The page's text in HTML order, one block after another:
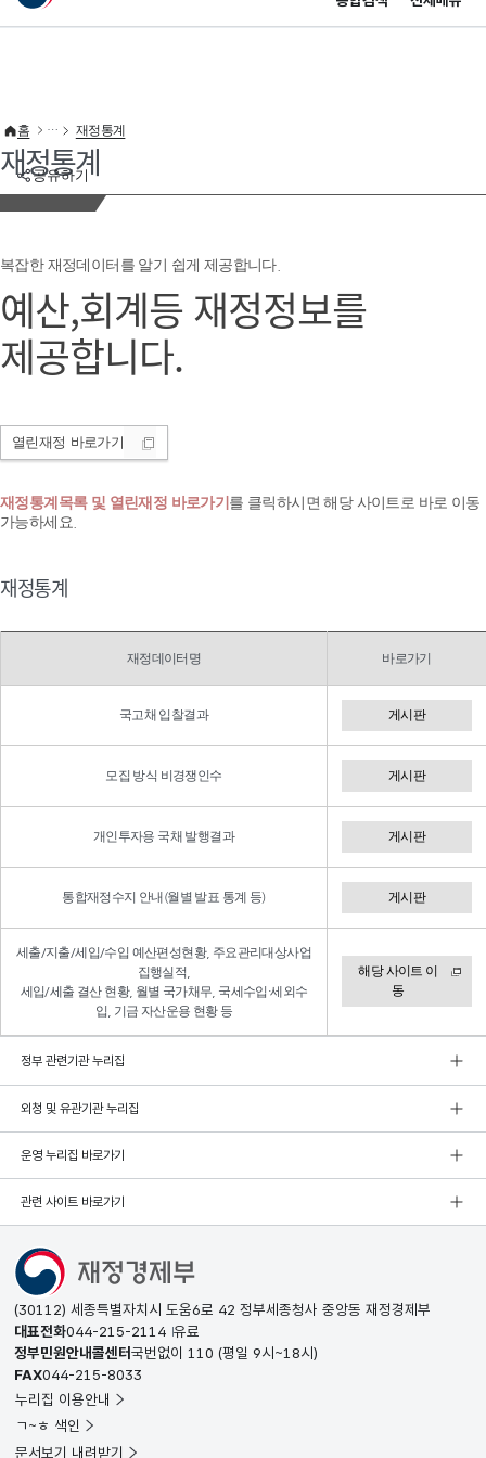
이 누리집은 대한민국 공식 전자정부 누리집입니다.
공유하기
홈 재정통계
재정통계
복잡한 재정데이터를 알기 쉽게 제공합니다.
예산,회계등 재정정보를
제공합니다.
열린재정 바로가기
재정통계목록 및 열린재정 바로가기 를 클릭하시면 해당 사이트로 바로 이동
가능하세요.
재정통계
재정데이터명 바로가기
국고채 입찰결과 게시판
모집 방식 비경쟁인수 게시판
개인투자용 국채 발행결과 게시판
통합재정수지 안내(월별 발표 통계 등) 게시판
세출/지출/세입/수입 예산편성현황, 주요관리대상사업
집행실적,
세입/세출 결산 현황, 월별 국가채무, 국세수입·세외수
입, 기금 자산운용 현황 등
해당 사이트 이
동
정부 관련기관 누리집
외청 및 유관기관 누리집
운영 누리집 바로가기
관련 사이트 바로가기
(30112) 세종특별자치시 도움6로 42 정부세종청사 중앙동 재정경제부
대표전화044-215-2114 유료
정부민원안내콜센터국번없이 110 (평일 9시~18시)
FAX044-215-8033
누리집 이용안내
ㄱ~ㅎ 색인
문서보기 내려받기